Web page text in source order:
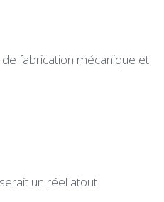
fabrication mécanique et
un réel atout